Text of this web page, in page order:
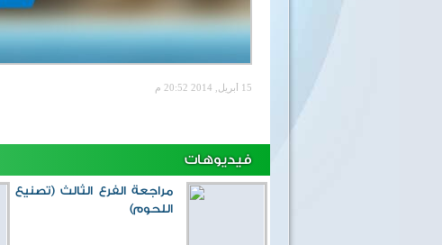
15 أبريل, 2014 20:52 م
فيديوهات
مراجعة الفرع الثالث (تصنيع
اللحوم)